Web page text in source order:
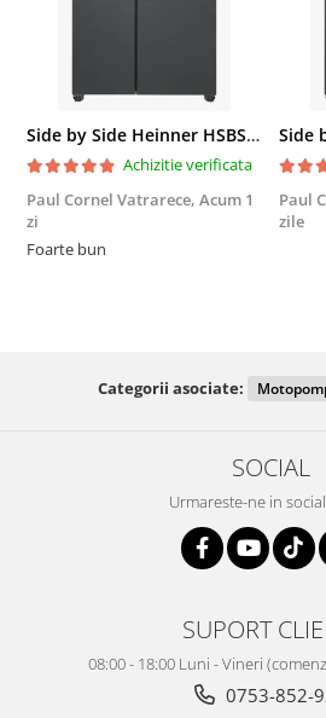
Side by Side Heinner HSBS-HM439NFINVDGWDE++, Total No Frost, Compresor Inverter, Dozator Apa, Display Touch LED, 439 L, Clasa E, Gri Antracit Texturat
Achizitie verificata
Paul Cornel Vatrarece, Acum 1
zi
Foarte bun
Paul
zile
Categorii asociate:
SOCIAL
Urmareste-ne in
SUPORT
08:00 - 18:00 Luni - Vineri
0753-852-